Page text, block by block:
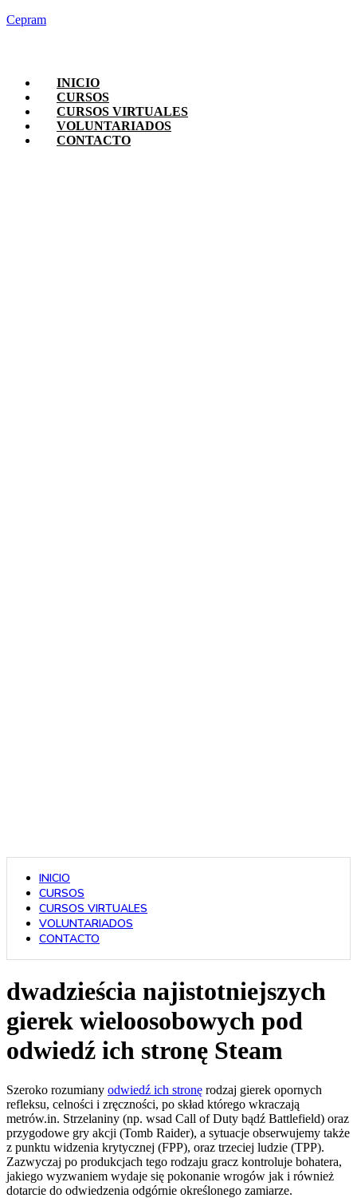
Cepram
INICIO
CURSOS
CURSOS VIRTUALES
VOLUNTARIADOS
CONTACTO
INICIO
CURSOS
CURSOS VIRTUALES
VOLUNTARIADOS
CONTACTO
dwadzieścia najistotniejszych
gierek wieloosobowych pod
odwiedź ich stronę Steam
Szeroko rozumiany odwiedź ich stronę rodzaj gierek opornych
refleksu, celności i zręczności, po skład którego wkraczają
metrów.in. Strzelaniny (np. wsad Call of Duty bądź Battlefield) oraz
przygodowe gry akcji (Tomb Raider), a sytuacje obserwujemy także
z punktu widzenia krytycznej (FPP), oraz trzeciej ludzie (TPP).
Zazwyczaj po produkcjach tego rodzaju gracz kontroluje bohatera,
jakiego wyzwaniem wydaje się pokonanie wrogów jak i również
dotarcie do odwiedzenia odgórnie określonego zamiarze.